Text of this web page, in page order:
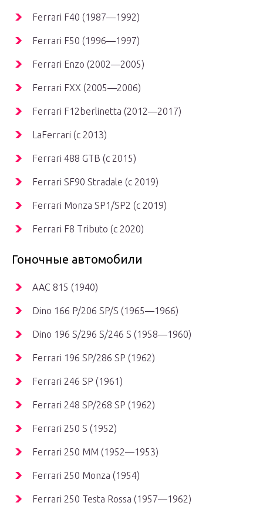
Ferrari F40 (1987—1992)
Ferrari F50 (1996—1997)
Ferrari Enzo (2002—2005)
Ferrari FXX (2005—2006)
Ferrari F12berlinetta (2012—2017)
LaFerrari (с 2013)
Ferrari 488 GTB (c 2015)
Ferrari SF90 Stradale (с 2019)
Ferrari Monza SP1/SP2 (с 2019)
Ferrari F8 Tributo (c 2020)
Гоночные автомобили
AAC 815 (1940)
Dino 166 P/206 SP/S (1965—1966)
Dino 196 S/296 S/246 S (1958—1960)
Ferrari 196 SP/286 SP (1962)
Ferrari 246 SP (1961)
Ferrari 248 SP/268 SP (1962)
Ferrari 250 S (1952)
Ferrari 250 MM (1952—1953)
Ferrari 250 Monza (1954)
Ferrari 250 Testa Rossa (1957—1962)